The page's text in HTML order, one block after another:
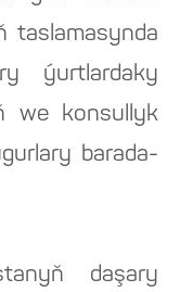
taslamasynda
ýurtlardaky
we konsullyk
barada-
daşary